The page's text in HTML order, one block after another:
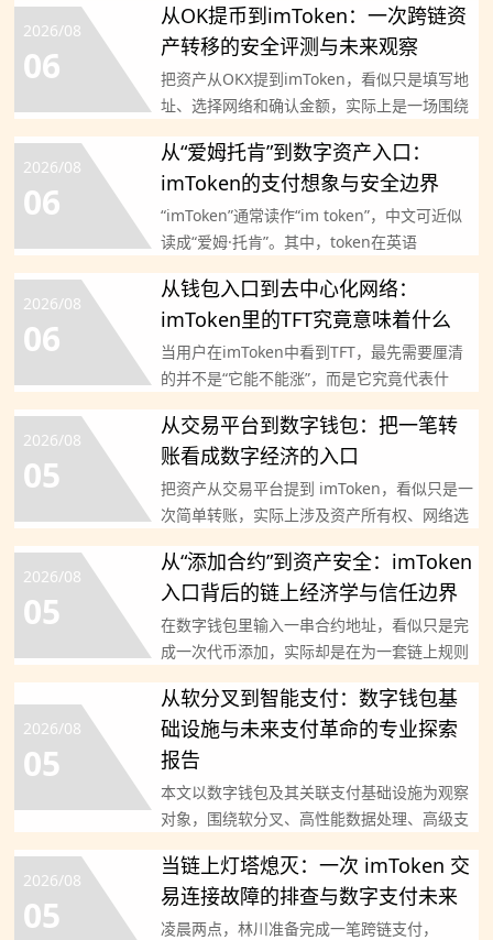
2026/08
06
从OK提币到imToken：一次跨链资
产转移的安全评测与未来观察
把资产从OKX提到imToken，看似只是填写地
址、选择网络和确认金额，实际上是一场围绕
2026/08
06
从“爱姆托肯”到数字资产入口：
imToken的支付想象与安全边界
“imToken”通常读作“im token”，中文可近似
读成“爱姆·托肯”。其中，token在英语
2026/08
06
从钱包入口到去中心化网络：
imToken里的TFT究竟意味着什么
当用户在imToken中看到TFT，最先需要厘清
的并不是“它能不能涨”，而是它究竟代表什
2026/08
05
从交易平台到数字钱包：把一笔转
账看成数字经济的入口
把资产从交易平台提到 imToken，看似只是一
次简单转账，实际上涉及资产所有权、网络选
2026/08
05
从“添加合约”到资产安全：imToken
入口背后的链上经济学与信任边界
在数字钱包里输入一串合约地址，看似只是完
成一次代币添加，实际却是在为一套链上规则
2026/08
05
从软分叉到智能支付：数字钱包基
础设施与未来支付革命的专业探索
报告
本文以数字钱包及其关联支付基础设施为观察
对象，围绕软分叉、高性能数据处理、高级支
2026/08
05
当链上灯塔熄灭：一次 imToken 交
易连接故障的排查与数字支付未来
凌晨两点，林川准备完成一笔跨链支付，